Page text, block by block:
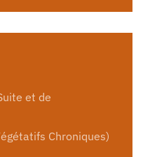
et de
Chroniques)